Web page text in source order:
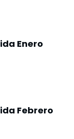
Enero
Febrero